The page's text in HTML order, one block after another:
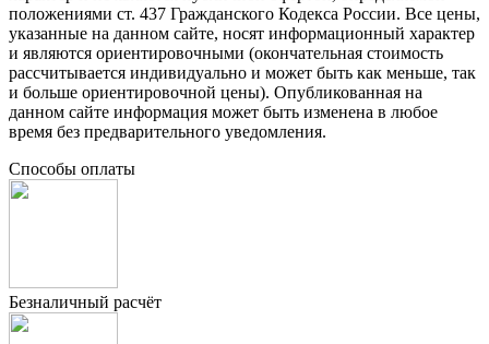
положениями ст. 437 Гражданского Кодекса России. Все цены,
указанные на данном сайте, носят информационный характер
и являются ориентировочными (окончательная стоимость
рассчитывается индивидуально и может быть как меньше, так
и больше ориентировочной цены). Опубликованная на
данном сайте информация может быть изменена в любое
время без предварительного уведомления.
Способы оплаты
Безналичный расчёт